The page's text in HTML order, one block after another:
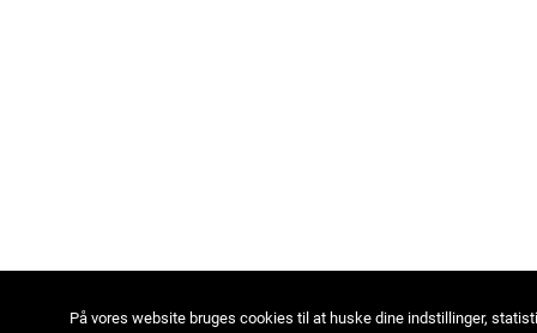
På vores website bruges cookies til at huske dine indstillinger,